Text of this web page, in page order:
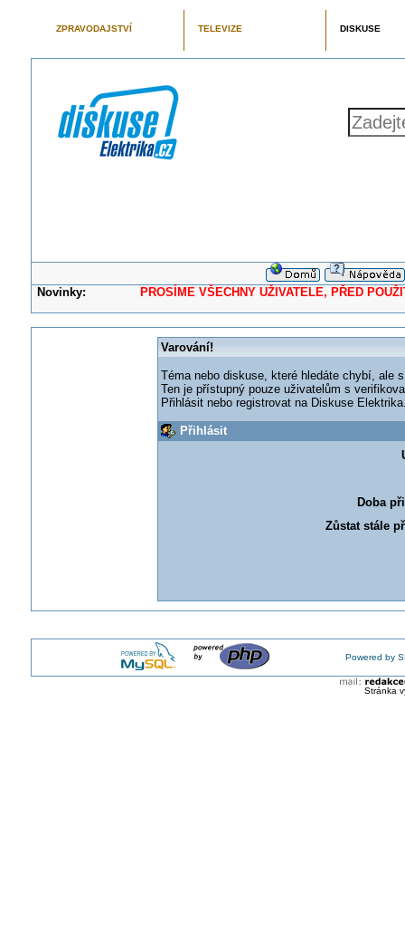
ZPRAVODAJSTVÍ TELEVIZE DISKUSE
Novinky: PROSÍME VŠECHNY UŽIVATELE, PŘED
Varování!
Téma nebo diskuse, které hledáte chybí, ale
Ten je přístupný pouze uživatelům s
Přihlásit nebo registrovat na Diskuse
Přihlásit
Doba
Zůstat stále
Powered by
Stránka